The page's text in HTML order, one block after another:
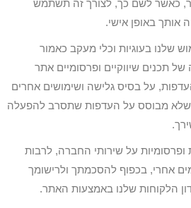
כאשר לשם כך, לצורך זה תשתמש
אותך באופן אישי.
שלנו בעוגיות וכלי מעקב כאמור
הצגה של תכנים שיווקיים ופרסומיים אתר
על בסיס גלישה ושימושים אחרים
שלא מבוסס על העדפות שתסרב להפעלה
ופרסומיות על שירותי החברה, לרבות
אחרי, בכפוף להסכמתך ולרישומך
הלקוחות שלנו באמצעות האתר.